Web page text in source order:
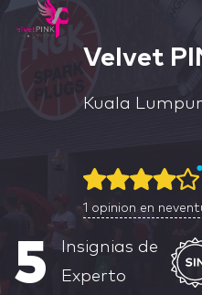
Velvet
Kuala
1 opinion en
5
Insignias de
Experto